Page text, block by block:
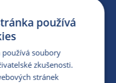
MÉDIA
SMLOUVĚ
používá
používá soubory
zkušenosti.
stránek